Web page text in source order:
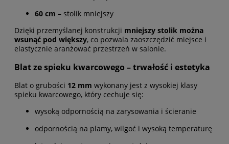
60 cm – stolik mniejszy
Dzięki przemyślanej konstrukcji mniejszy stolik można
wsunąć pod większy, co pozwala zaoszczędzić miejsce i
elastycznie aranżować przestrzeń w salonie.
Blat ze spieku kwarcowego – trwałość i estetyka
Blat o grubości 12 mm wykonany jest z wysokiej klasy
spieku kwarcowego, który cechuje się:
wysoką odpornością na zarysowania i ścieranie
odpornością na plamy, wilgoć i wysoką temperaturę